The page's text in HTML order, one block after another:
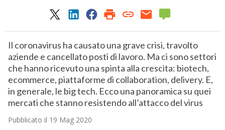
Il coronavirus ha causato una grave crisi, travolto
aziende e cancellato posti di lavoro. Ma ci sono settori
che hanno ricevuto una spinta alla crescita: biotech,
ecommerce, piattaforme di collaboration, delivery. E,
in generale, le big tech. Ecco una panoramica su quei
mercati che stanno resistendo all’attacco del virus
Pubblicato il 19 Mag 2020